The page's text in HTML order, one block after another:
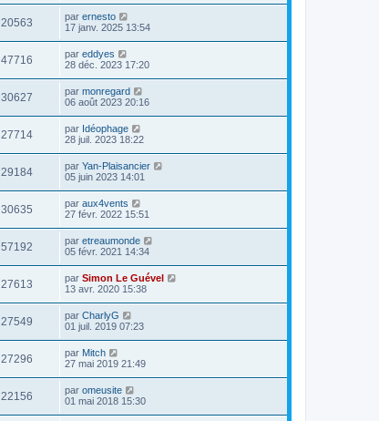
20563 par ernesto
17 janv. 2025 13:54
47716 par eddyes
28 déc. 2023 17:20
30627 par monregard
06 août 2023 20:16
27714 par Idéophage
28 juil. 2023 18:22
29184 par Yan-Plaisancier
05 juin 2023 14:01
30635 par aux4vents
27 févr. 2022 15:51
57192 par etreaumonde
05 févr. 2021 14:34
27613 par Simon Le Guével
13 avr. 2020 15:38
27549 par CharlyG
01 juil. 2019 07:23
27296 par Mitch
27 mai 2019 21:49
22156 par omeusite
01 mai 2018 15:30